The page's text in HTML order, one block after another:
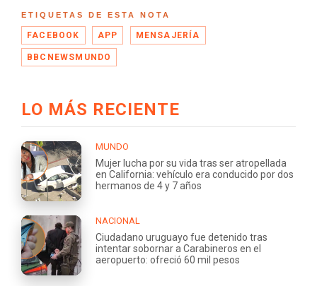
ETIQUETAS DE ESTA NOTA
FACEBOOK APP MENSAJERÍA
BBCNEWSMUNDO
LO MÁS RECIENTE
MUNDO
Mujer lucha por su vida tras ser atropellada
en California: vehículo era conducido por dos
hermanos de 4 y 7 años
NACIONAL
Ciudadano uruguayo fue detenido tras
intentar sobornar a Carabineros en el
aeropuerto: ofreció 60 mil pesos